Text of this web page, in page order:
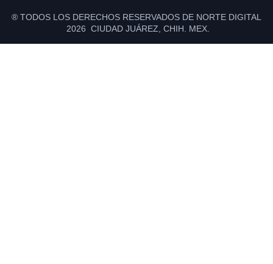
® TODOS LOS DERECHOS RESERVADOS DE NORTE DIGITAL
2026 CIUDAD JUÁREZ, CHIH. MEX.